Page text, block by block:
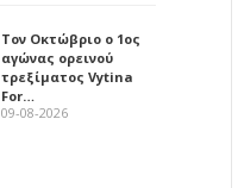
Τον Οκτώβριο ο 1ος
αγώνας ορεινού
τρεξίματος Vytina
For…
09-08-2026